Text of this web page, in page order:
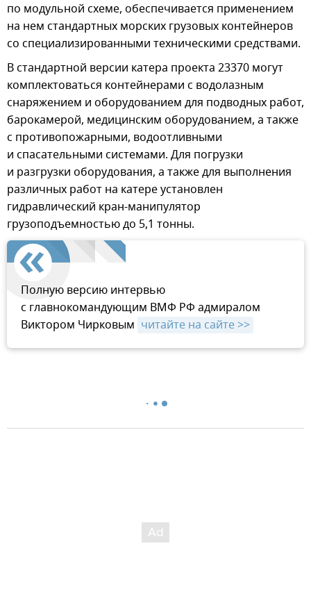
по модульной схеме, обеспечивается применением
на нем стандартных морских грузовых контейнеров
со специализированными техническими средствами.
В стандартной версии катера проекта 23370 могут
комплектоваться контейнерами с водолазным
снаряжением и оборудованием для подводных работ,
барокамерой, медицинским оборудованием, а также
с противопожарными, водоотливными
и спасательными системами. Для погрузки
и разгрузки оборудования, а также для выполнения
различных работ на катере установлен
гидравлический кран-манипулятор
грузоподъемностью до 5,1 тонны.
Полную версию интервью
с главнокомандующим ВМФ РФ адмиралом
Виктором Чирковым читайте на сайте >>